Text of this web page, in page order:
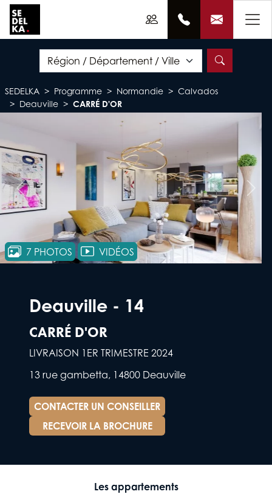
SEDELKA Programme Normandie
Calvados
Deauville
CARRÉ D'OR
Précédent
7 PHOTOS VIDÉOS
Deauville - 14
CARRÉ D'OR
LIVRAISON 1ER TRIMESTRE 2024
13 rue gambetta, 14800 Deauville
CONTACTER UN CONSEILLER
RECEVOIR LA BROCHURE
Les appartements